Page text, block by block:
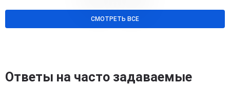
СМОТРЕТЬ ВСЕ
Ответы на часто задаваемые